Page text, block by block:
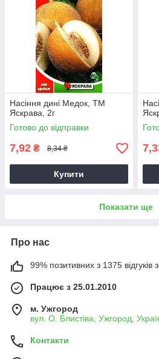
Насіння дині Медок, ТМ
Яскрава, 2г
Готово до відправки
7,92 ₴ 8,34 ₴
Купити
Показати ще
Про нас
99% позитивних з 1375 відгуків
Працює з 25.01.2010
м. Ужгород
вул. О. Блистіва, Ужгород,
Контакти